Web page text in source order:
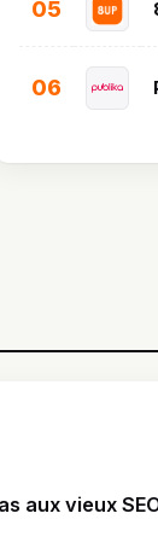
05
06
aux vieux